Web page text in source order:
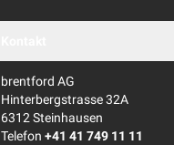
brentford AG
Hinterbergstrasse 32A
6312 Steinhausen
Telefon +41 41 749 11 11